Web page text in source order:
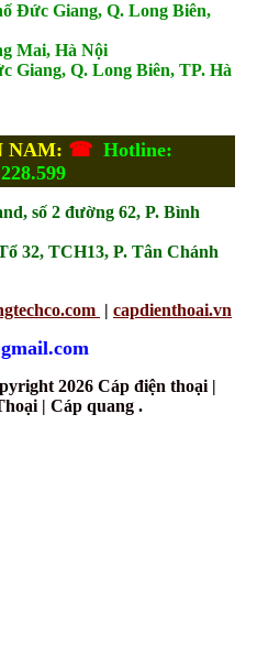
Đức Giang, Q. Long Biên,
Mai, Hà Nội
Giang, Q. Long Biên, TP. Hà
NAM: ☎ Hotline:
số 2 đường 62, P. Bình
32, TCH13, P. Tân Chánh
| capdienthoai.vn
2026 Cáp điện thoại |
| Cáp quang .